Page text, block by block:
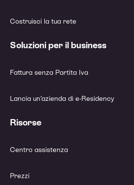
Costruisci la tua rete
Soluzioni per il business
Fattura senza Partita Iva
Lancia un’azienda di e-Residency
Risorse
Centro assistenza
Prezzi